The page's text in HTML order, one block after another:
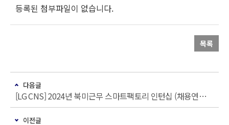
등록된 첨부파일이 없습니다.
목록
다음글
[LG CNS] 2024년 북미근무 스마트팩토리 인턴십 (채용연계형)
이전글